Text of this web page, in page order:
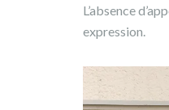
L’absence
expression.